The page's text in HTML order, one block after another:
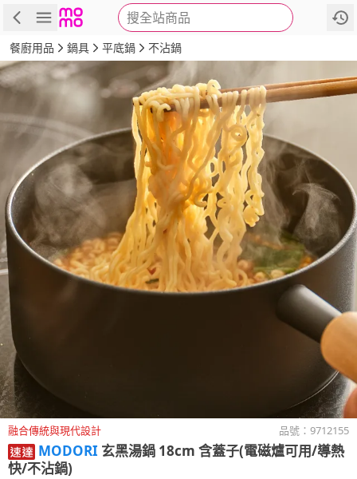
搜全站商品
商品 評價 詳情
餐廚用品 鍋具 平底鍋 不沾鍋
融合傳統與現代設計 品號： 9712155
MODORI 玄黑湯鍋 18cm 含蓋子(電磁爐可用/導熱
快/不沾鍋)